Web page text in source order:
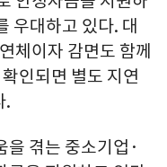
우대하고 있다. 대
체이자 감면도 함께
인되면 별도 지연
.
을 겪는 중소기업·